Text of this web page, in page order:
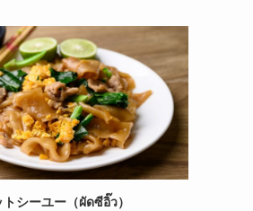
シーユー（ผัดซีอิ๊ว）